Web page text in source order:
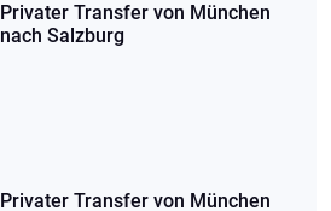
Privater Transfer von München
nach Salzburg
Privater Transfer von München